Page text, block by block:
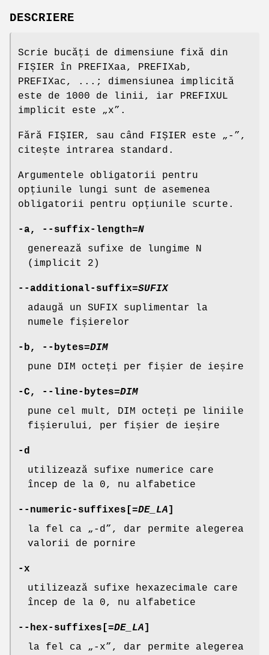
DESCRIERE
Scrie bucăți de dimensiune fixă din
FIȘIER în PREFIXaa, PREFIXab,
PREFIXac, ...; dimensiunea implicită
este de 1000 de linii, iar PREFIXUL
implicit este „x”.
Fără FIȘIER, sau când FIȘIER este „-”,
citește intrarea standard.
Argumentele obligatorii pentru
opțiunile lungi sunt de asemenea
obligatorii pentru opțiunile scurte.
-a, --suffix-length=N
generează sufixe de lungime N
(implicit 2)
--additional-suffix=SUFIX
adaugă un SUFIX suplimentar la
numele fișierelor
-b , --bytes=DIM
pune DIM octeți per fișier de ieșire
-C , --line-bytes=DIM
pune cel mult, DIM octeți pe liniile
fișierului, per fișier de ieșire
-d
utilizează sufixe numerice care
încep de la 0, nu alfabetice
--numeric-suffixes [=DE_LA]
la fel ca „-d”, dar permite alegerea
valorii de pornire
-x
utilizează sufixe hexazecimale care
încep de la 0, nu alfabetice
--hex-suffixes [=DE_LA]
la fel ca „-x”, dar permite alegerea